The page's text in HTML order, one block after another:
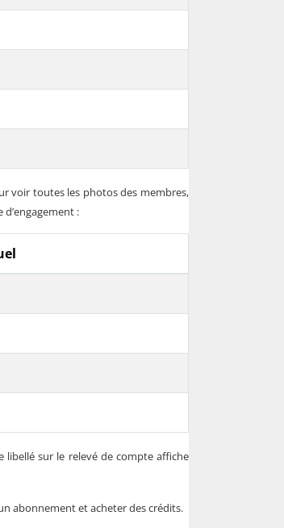
voir toutes les photos des membres,
:
libellé sur le relevé de compte affiche
abonnement et acheter des crédits.